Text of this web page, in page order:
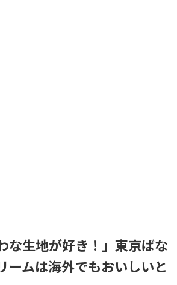
な生地が好き！」東京ばな
ームは海外でもおいしいと